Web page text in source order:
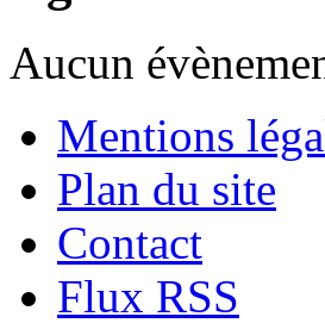
Aucun
Mentions
Plan du site
Contact
Flux RSS